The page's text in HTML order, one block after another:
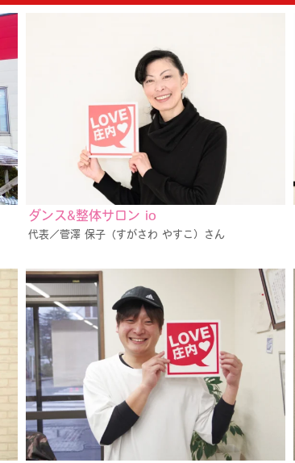
ダンス&整体サロン io
代表／菅澤 保子（すがさわ やすこ）さん